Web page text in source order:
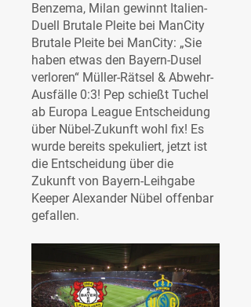
Benzema, Milan gewinnt Italien-
Duell Brutale Pleite bei ManCity
Brutale Pleite bei ManCity: „Sie
haben etwas den Bayern-Dusel
verloren“ Müller-Rätsel & Abwehr-
Ausfälle 0:3! Pep schießt Tuchel
ab Europa League Entscheidung
über Nübel-Zukunft wohl fix! Es
wurde bereits spekuliert, jetzt ist
die Entscheidung über die
Zukunft von Bayern-Leihgabe
Keeper Alexander Nübel offenbar
gefallen.